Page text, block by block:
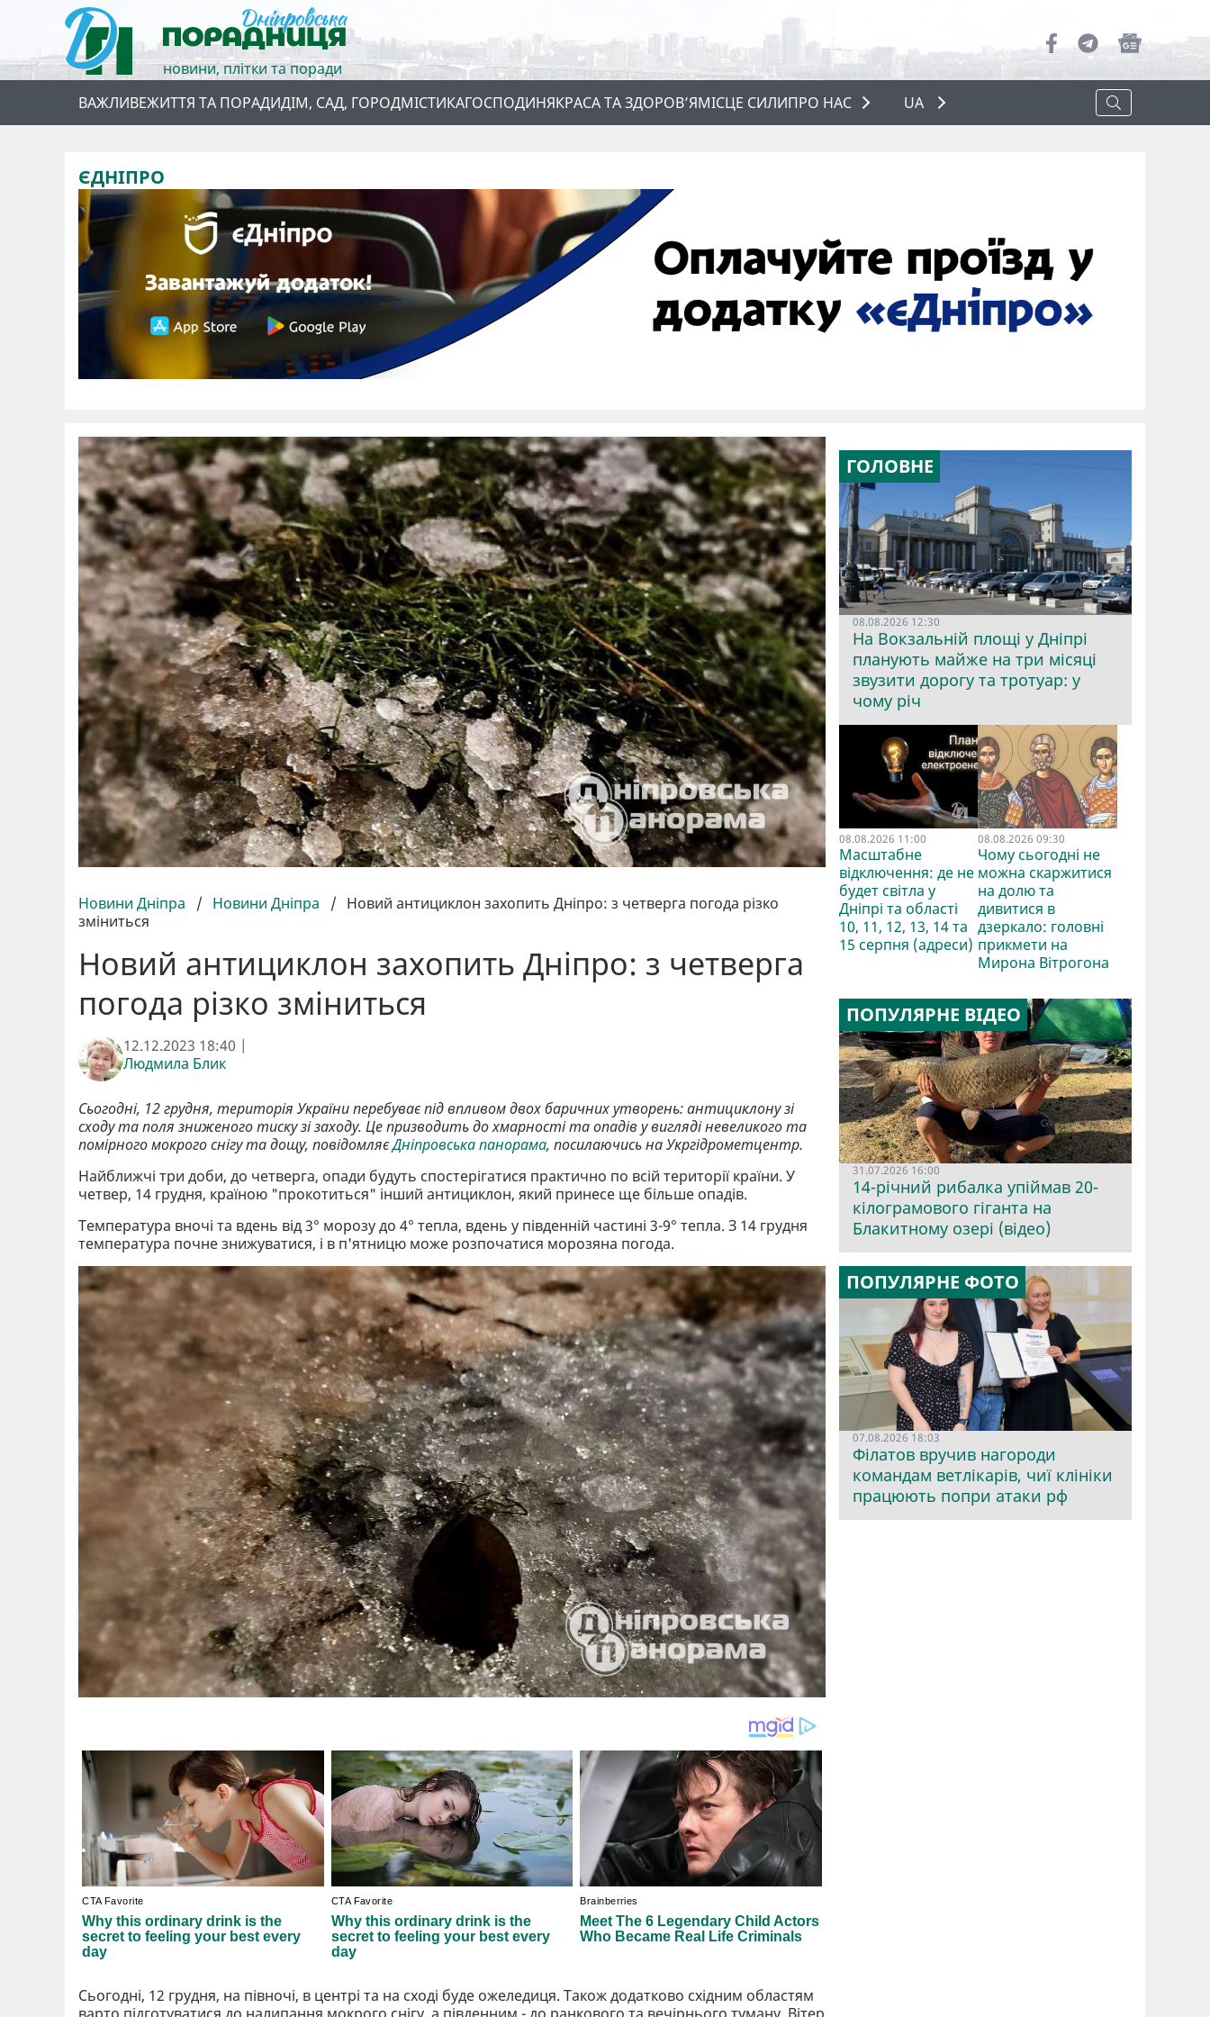
новини, плітки та поради
ВАЖЛИВЕЖИТТЯ ТА ПОРАДИДІМ, САД, ГОРОДМІСТИКАГОСПОДИНЯКРАСА ТА ЗДОРОВ’ЯМІСЦЕ СИЛИПРО НАС
ПРО НАС
UA
ЄДНІПРО
Новини Дніпра / Новини Дніпра / Новий антициклон захопить Дніпро: з четверга погода різко
зміниться
Новий антициклон захопить Дніпро: з четверга
погода різко зміниться
12.12.2023 18:40 |
Людмила Блик
Сьогодні, 12 грудня, територія України перебуває під впливом двох баричних утворень: антициклону зі
сходу та поля зниженого тиску зі заходу. Це призводить до хмарності та опадів у вигляді невеликого та
помірного мокрого снігу та дощу, повідомляєДніпровська панорама, посилаючись на Укргідрометцентр.
Найближчі три доби, до четверга, опади будуть спостерігатися практично по всій території країни. У
четвер, 14 грудня, країною "прокотиться" інший антициклон, який принесе ще більше опадів.
Температура вночі та вдень від 3° морозу до 4° тепла, вдень у південній частині 3-9° тепла. З 14 грудня
температура почне знижуватися, і в п'ятницю може розпочатися морозяна погода.
Сьогодні, 12 грудня, на півночі, в центрі та на сході буде ожеледиця. Також додатково східним областям
ГОЛОВНЕ
08.08.2026 12:30
На Вокзальній площі у Дніпрі
планують майже на три місяці
звузити дорогу та тротуар: у
чому річ
08.08.2026 11:00
Масштабне
відключення: де не
будет світла у
Дніпрі та області
10, 11, 12, 13, 14 та
15 серпня (адреси)
08.08.2026 09:30
Чому сьогодні не
можна скаржитися
на долю та
дивитися в
дзеркало: головні
прикмети на
Мирона Вітрогона
ПОПУЛЯРНЕ ВІДЕО
31.07.2026 16:00
14-річний рибалка упіймав 20-
кілограмового гіганта на
Блакитному озері (відео)
ПОПУЛЯРНЕ ФОТО
07.08.2026 18:03
Філатов вручив нагороди
командам ветлікарів, чиї клініки
працюють попри атаки рф